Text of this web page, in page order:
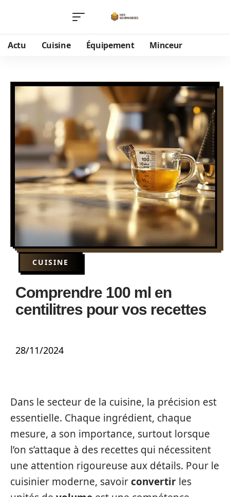
Actu Cuisine Équipement Minceur
CUISINE
Comprendre 100 ml en
centilitres pour vos recettes
28/11/2024
Dans le secteur de la cuisine, la précision est
essentielle. Chaque ingrédient, chaque
mesure, a son importance, surtout lorsque
l’on s’attaque à des recettes qui nécessitent
une attention rigoureuse aux détails. Pour le
cuisinier moderne, savoirconvertir les